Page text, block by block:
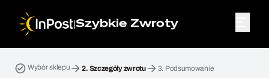
|Szybkie Zwroty
Wybór sklepu 2. Szczegóły zwrotu 3. Podsumowanie